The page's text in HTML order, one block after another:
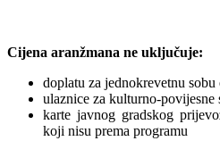
Cijena aranžmana ne uključuje:
doplatu za jednokrevetnu
ulaznice za kulturno-povijesne
karte javnog gradskog
koji nisu prema programu